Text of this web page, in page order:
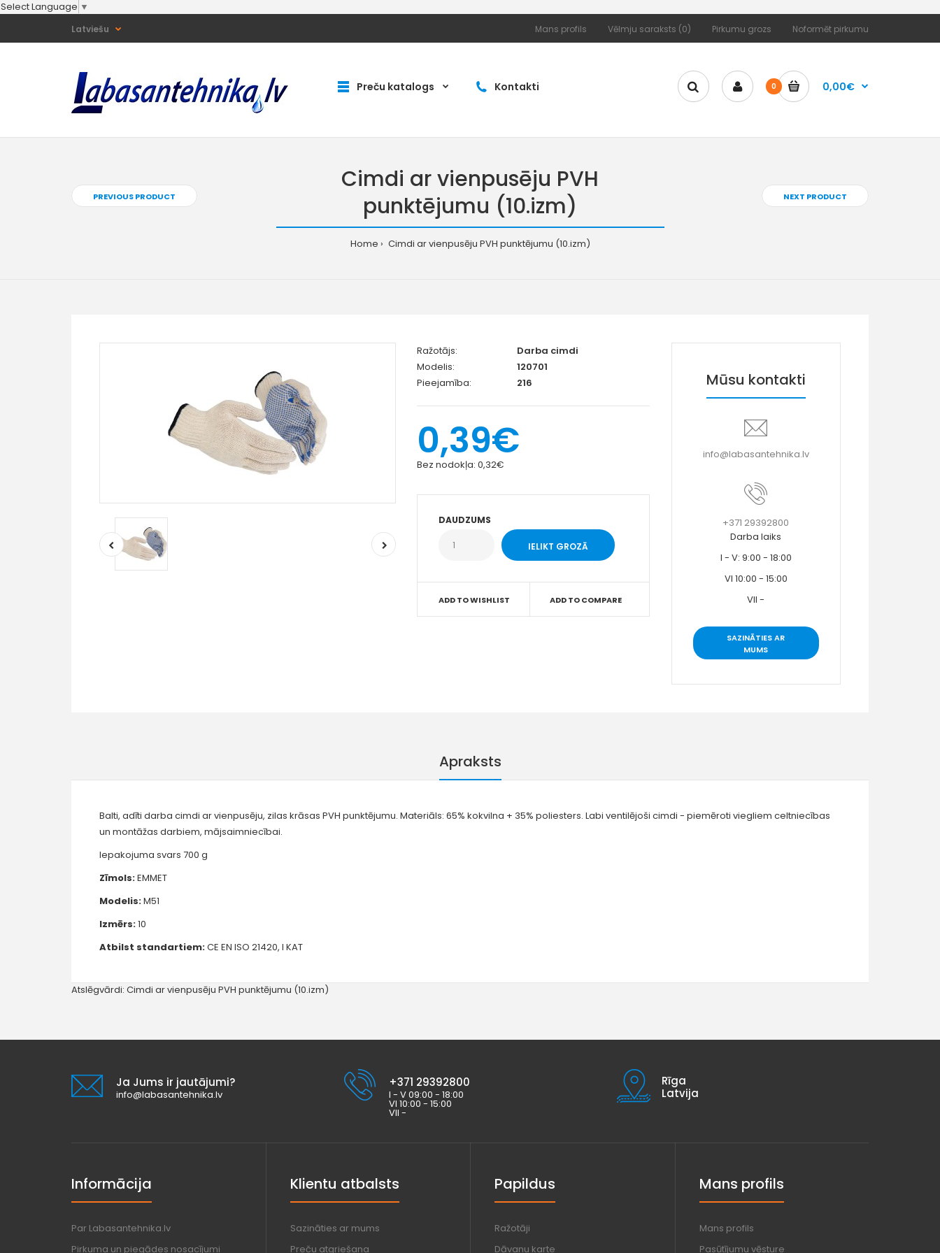
Select Language ▼
Mans profils Vēlmju saraksts (0) Pirkumu grozs Noformēt pirkumu
Latviešu
Preču katalogs Kontakti 0 0,00€
PREVIOUS PRODUCT
Cimdi ar vienpusēju PVH
punktējumu (10.izm)
Home Cimdi ar vienpusēju PVH punktējumu (10.izm)
NEXT PRODUCT
Ražotājs:
Darba cimdi
Modelis:
120701
Pieejamība:
216
0,39€
Bez nodokļa:0,32€
DAUDZUMS
ADD TO WISHLIST ADD TO COMPARE
Mūsu kontakti
info@labasantehnika.lv
+371 29392800
Darba laiks
I - V: 9:00 - 18:00
VI 10:00 - 15:00
VII -
SAZINĀTIES AR
MUMS
Apraksts
Balti, adīti darba cimdi ar vienpusēju, zilas krāsas PVH punktējumu. Materiāls: 65% kokvilna + 35% poliesters. Labi ventilējoši cimdi - piemēroti viegliem celtniecības
un montāžas darbiem, mājsaimniecībai.
Iepakojuma svars 700 g
Zīmols:EMMET
Modelis:M51
Izmērs:10
Atbilst standartiem:CE EN ISO 21420, I KAT
Atslēgvārdi: Cimdi ar vienpusēju PVH punktējumu (10.izm)
Ja Jums ir jautājumi?
info@labasantehnika.lv
+371 29392800
I - V 09:00 - 18:00
VI 10:00 - 15:00
VII -
Rīga
Latvija
Informācija
Par Labasantehnika.lv
Pirkuma un piegādes nosacījumi
Klientu atbalsts
Sazināties ar mums
Preču atgriešana
Papildus
Ražotāji
Dāvanu karte
Mans profils
Mans profils
Pasūtījumu vēsture